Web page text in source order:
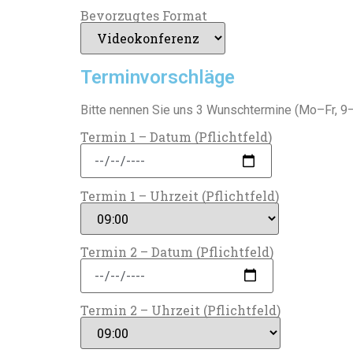
Bevorzugtes Format
Terminvorschläge
Bitte nennen Sie uns 3 Wunschtermine (Mo–Fr,
Termin 1 – Datum (Pflichtfeld)
Termin 1 – Uhrzeit (Pflichtfeld)
Termin 2 – Datum (Pflichtfeld)
Termin 2 – Uhrzeit (Pflichtfeld)